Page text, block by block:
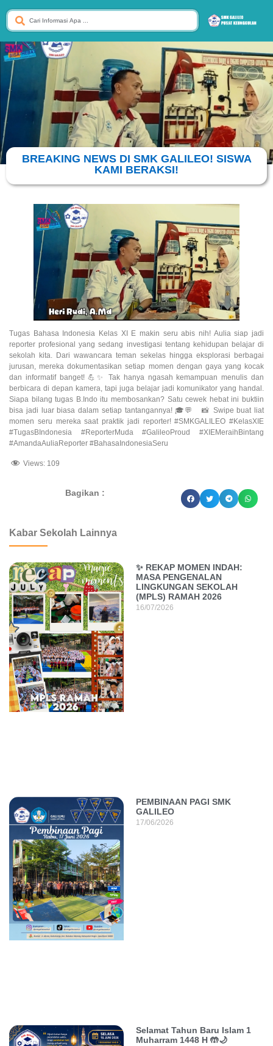
BREAKING NEWS DI SMK GALILEO! SISWA
KAMI BERAKSI!
Tugas Bahasa Indonesia Kelas XI E makin seru abis nih! Aulia siap jadi
reporter profesional yang sedang investigasi tentang kehidupan belajar di
sekolah kita. Dari wawancara teman sekelas hingga eksplorasi berbagai
jurusan, mereka dokumentasikan setiap momen dengan gaya yang kocak
dan informatif banget! 💪✨ Tak hanya ngasah kemampuan menulis dan
berbicara di depan kamera, tapi juga belajar jadi komunikator yang handal.
Siapa bilang tugas B.Indo itu membosankan? Satu cewek hebat ini buktiin
bisa jadi luar biasa dalam setiap tantangannya! 🎓💬 📸 Swipe buat liat
momen seru mereka saat praktik jadi reporter! #SMKGALILEO #KelasXIE
#TugasBIndonesia #ReporterMuda #GalileoProud #XIEMeraihBintang
#AmandaAuliaReporter #BahasaIndonesiaSeru
Views: 109
Bagikan :
Kabar Sekolah Lainnya
✨ REKAP MOMEN INDAH:
MASA PENGENALAN
LINGKUNGAN SEKOLAH
(MPLS) RAMAH 2026
16/07/2026
PEMBINAAN PAGI SMK
GALILEO
17/06/2026
Selamat Tahun Baru Islam 1
Muharram 1448 H 🤲🌙